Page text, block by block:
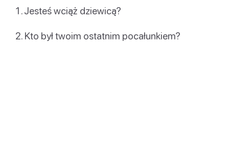
Jesteś wciąż dziewicą?
Kto był twoim ostatnim pocałunkiem?